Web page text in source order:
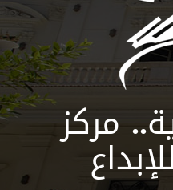
مركز